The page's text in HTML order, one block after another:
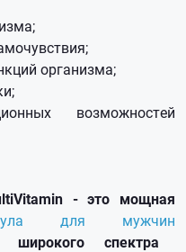
организма;
возможностей
- это мощная
для мужчин
широкого спектра